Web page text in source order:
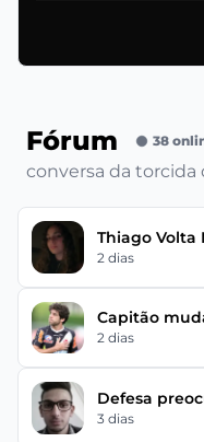
Fórum 38
conversa da torcida
Thiago Volta
2 dias
Capitão
2 dias
Defesa
3 dias